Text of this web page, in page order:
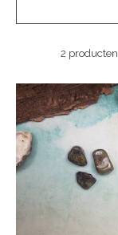
2 producten